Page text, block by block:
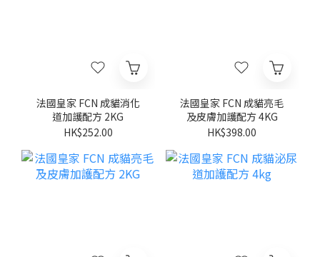
法國皇家 FCN 成貓消化
道加護配方 2KG
HK$252.00
法國皇家 FCN 成貓亮毛
及皮膚加護配方 4KG
HK$398.00